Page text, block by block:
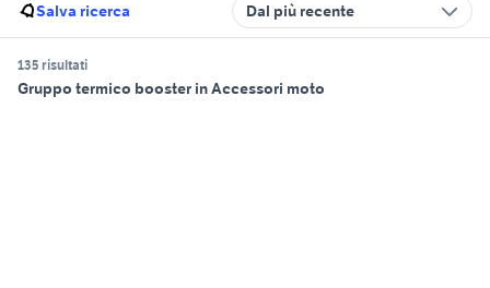
Salva ricerca Dal più recente
135 risultati
Gruppo termico booster in Accessori moto